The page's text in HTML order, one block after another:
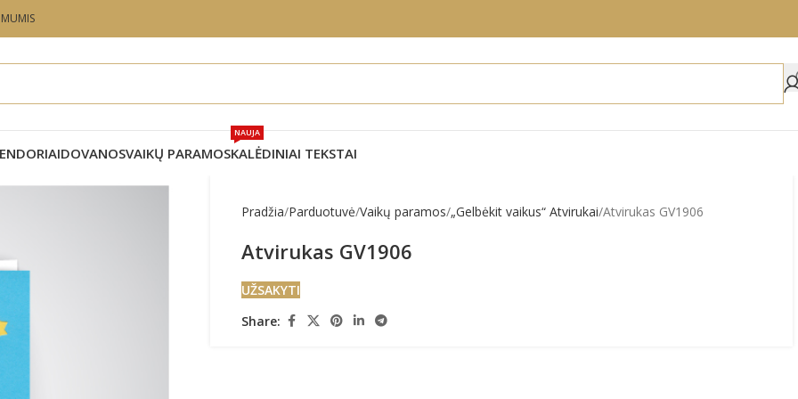
MUMIS
DOVANOSVAIKŲ PARAMOSKALĖDINIAI TEKSTAI
NAUJA
Pradžia Parduotuvė Vaikų paramos „Gelbėkit vaikus“ Atvirukai Atvirukas GV1906
Atvirukas GV1906
UŽSAKYTI
Share: